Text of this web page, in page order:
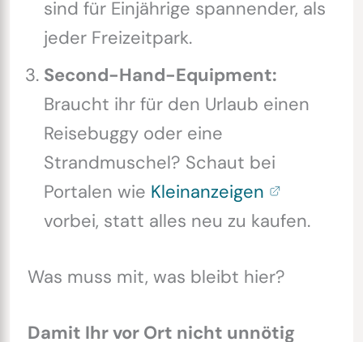
sind für Einjährige spannender, als
jeder Freizeitpark.
Second-Hand-Equipment:
Braucht ihr für den Urlaub einen
Reisebuggy oder eine
Strandmuschel? Schaut bei
Portalen wie Kleinanzeigen
vorbei, statt alles neu zu kaufen.
Was muss mit, was bleibt hier?
Damit Ihr vor Ort nicht unnötig